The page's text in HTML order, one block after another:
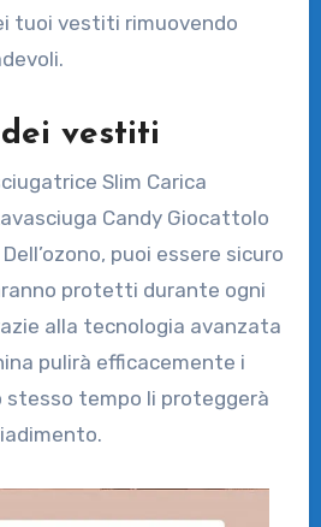
tuoi vestiti rimuovendo
vestiti
Slim Carica
Candy Giocattolo
puoi essere sicuro
protetti durante ogni
alla tecnologia avanzata
pulirà efficacemente i
tempo li proteggerà